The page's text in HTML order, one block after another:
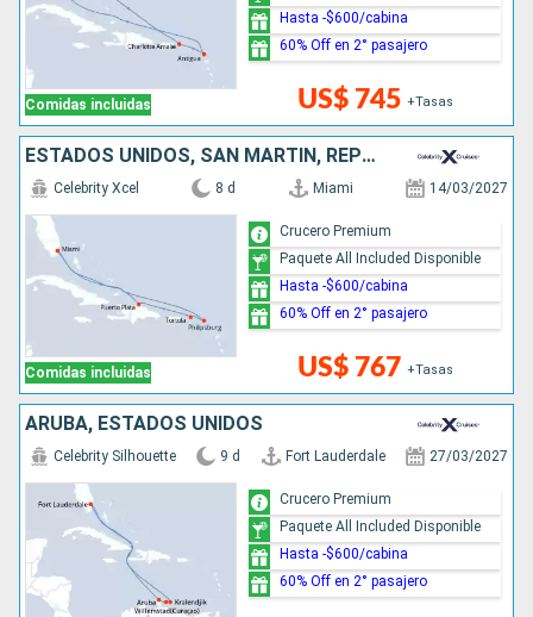
Comidas incluidas US$ 745 +Tasas
Hasta -$600/cabina
60% Off en 2° pasajero
ESTADOS UNIDOS, SAN MARTÍN, REPÚBLICA DOMINICANA
Comidas incluidas
Celebrity Xcel 8 d Miami 14/03/2027
US$ 767 +Tasas
Crucero Premium
Paquete All Included Disponible
Hasta -$600/cabina
60% Off en 2° pasajero
ARUBA, ESTADOS UNIDOS
Celebrity Silhouette 9 d Fort Lauderdale 27/03/2027
Crucero Premium
Paquete All Included Disponible
Hasta -$600/cabina
60% Off en 2° pasajero